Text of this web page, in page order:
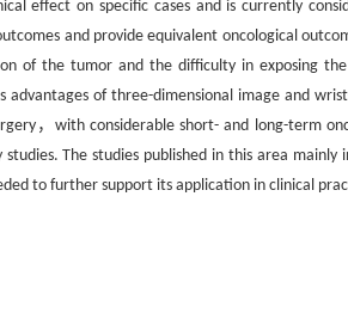
effect on specific cases and is currently
and provide equivalent oncological
of the tumor and the difficulty in exposing
of three-dimensional image and
，with considerable short- and long-term
The studies published in this area
to further support its application in clinical